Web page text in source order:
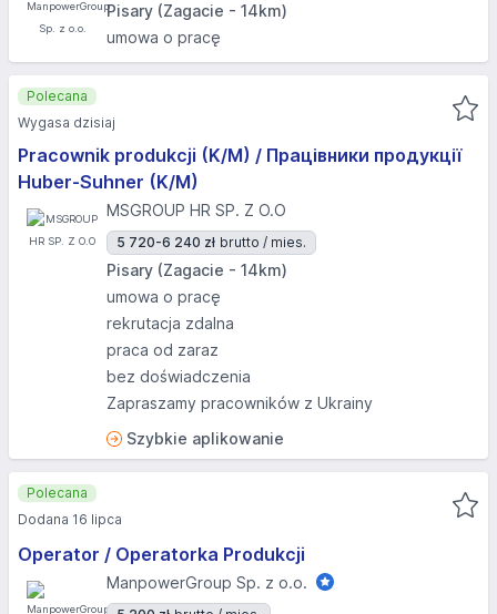
Pisary (Zagacie - 14km)
umowa o pracę
Pracownik produkcji (K/M) / Працівники продукції
Huber-Suhner (K/M)
MSGROUP HR SP. Z O.O
5 720-6 240 zł brutto / mies.
Pisary (Zagacie - 14km)
umowa o pracę
rekrutacja zdalna
praca od zaraz
bez doświadczenia
Zapraszamy pracowników z Ukrainy
Szybkie aplikowanie
Polecana
Wygasa dzisiaj
Operator / Operatorka Produkcji
ManpowerGroup Sp. z o.o.
Polecana
Dodana 16 lipca